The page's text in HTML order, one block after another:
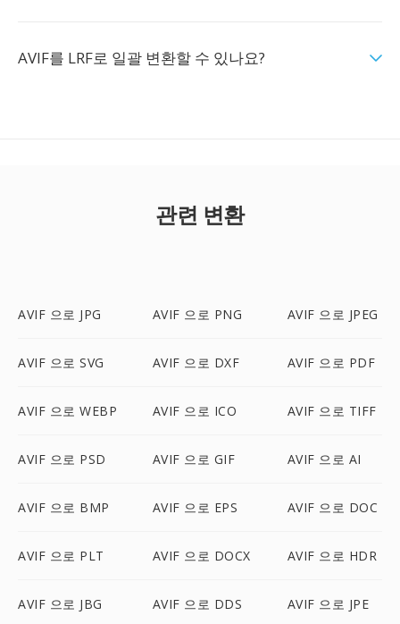
AVIF를 LRF로 일괄 변환할 수 있나요?
관련 변환
AVIF 으로 JPG AVIF 으로 PNG AVIF 으로 JPEG
AVIF 으로 SVG AVIF 으로 DXF AVIF 으로 PDF
AVIF 으로 WEBP AVIF 으로 ICO AVIF 으로 TIFF
AVIF 으로 PSD AVIF 으로 GIF AVIF 으로 AI
AVIF 으로 BMP AVIF 으로 EPS AVIF 으로 DOC
AVIF 으로 PLT AVIF 으로 DOCX AVIF 으로 HDR
AVIF 으로 JBG AVIF 으로 DDS AVIF 으로 JPE